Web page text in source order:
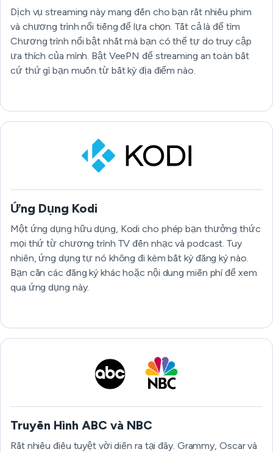
Dịch vụ streaming này mang đến cho bạn rất nhiều phim
và chương trình nổi tiếng để lựa chọn. Tất cả là để tìm
Chương trình nổi bật nhất mà bạn có thể tự do truy cập
ưa thích của mình. Bật VeePN để streaming an toàn bất
cứ thứ gì bạn muốn từ bất kỳ địa điểm nào.
Ứng Dụng Kodi
Một ứng dụng hữu dụng, Kodi cho phép bạn thưởng thức
mọi thứ từ chương trình TV đến nhạc và podcast. Tuy
nhiên, ứng dụng tự nó không đi kèm bất kỳ đăng ký nào.
Bạn cần các đăng ký khác hoặc nội dung miễn phí để xem
qua ứng dụng này.
Truyền Hình ABC và NBC
Rất nhiều điều tuyệt vời diễn ra tại đây. Grammy, Oscar và